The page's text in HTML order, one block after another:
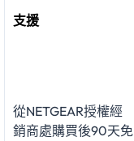
支援
從NETGEAR授權經
銷商處購買後90天免